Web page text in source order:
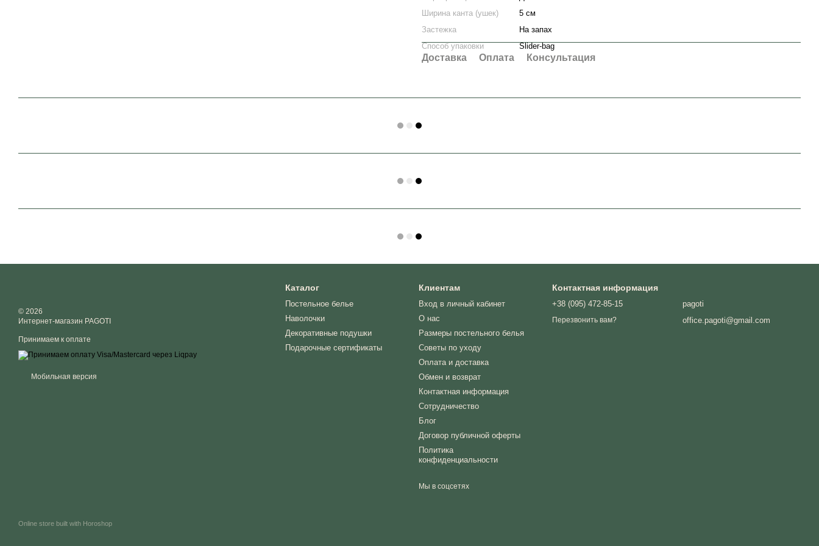
Ширина канта (ушек)
5 см
Застежка
На запах
Способ упаковки
Slider-bag
Доставка Оплата Консультация
© 2026
Интернет-магазин PAGOTI
Принимаем к оплате
Мобильная версия
Online store built with Horoshop
Каталог
Постельное белье
Наволочки
Декоративные подушки
Подарочные сертификаты
Клиентам
Вход в личный кабинет
О нас
Размеры постельного белья
Советы по уходу
Оплата и доставка
Обмен и возврат
Контактная информация
Сотрудничество
Блог
Договор публичной оферты
Политика
конфиденциальности
Мы в соцсетях
Контактная информация
+38 (095) 472-85-15
Перезвонить вам?
pagoti
office.pagoti@gmail.com